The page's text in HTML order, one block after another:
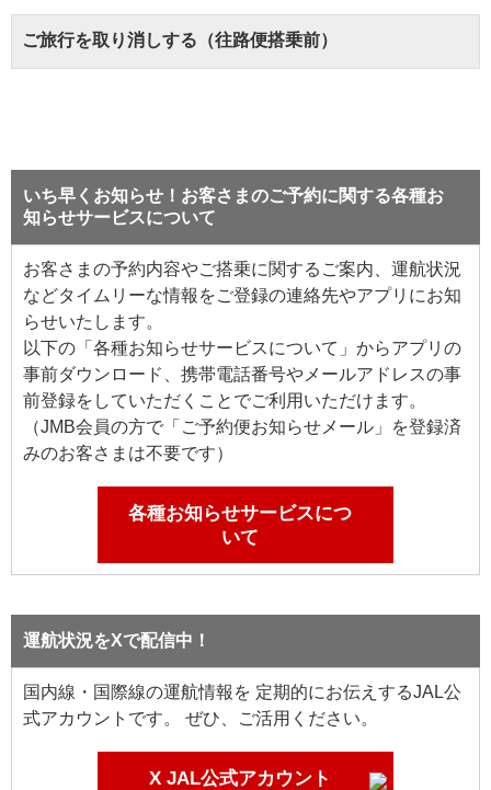
ご旅行を取り消しする（往路便搭乗前）
いち早くお知らせ！お客さまのご予約に関する各種お
知らせサービスについて
お客さまの予約内容やご搭乗に関するご案内、運航状況
などタイムリーな情報をご登録の連絡先やアプリにお知
らせいたします。
以下の「各種お知らせサービスについて」からアプリの
事前ダウンロード、携帯電話番号やメールアドレスの事
前登録をしていただくことでご利用いただけます。
（JMB会員の方で「ご予約便お知らせメール」を登録済
みのお客さまは不要です）
各種お知らせサービスにつ
いて
運航状況をXで配信中！
国内線・国際線の運航情報を 定期的にお伝えするJAL公
式アカウントです。 ぜひ、ご活用ください。
X JAL公式アカウント